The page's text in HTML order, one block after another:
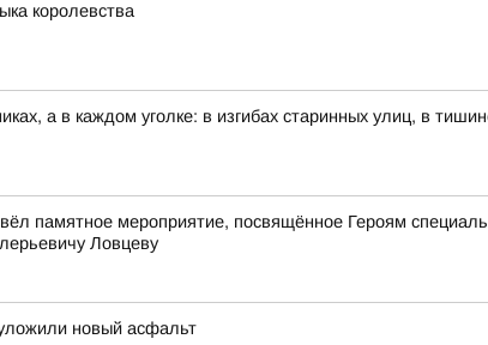
королевства
а в каждом уголке: в изгибах старинных улиц, в
памятное мероприятие, посвящённое Героям
Ловцеву
новый асфальт